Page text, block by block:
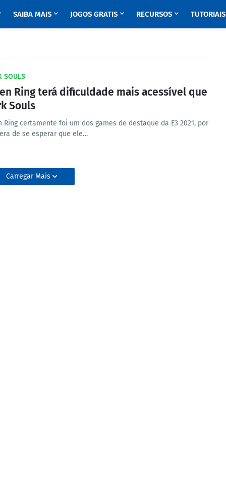
SAIBA MAIS JOGOS GRATIS RECURSOS TUTORIAIS
SOULS
Ring terá dificuldade mais acessível que
Souls
Ring certamente foi um dos games de destaque da E3 2021, por
de se esperar que ele…
Carregar Mais